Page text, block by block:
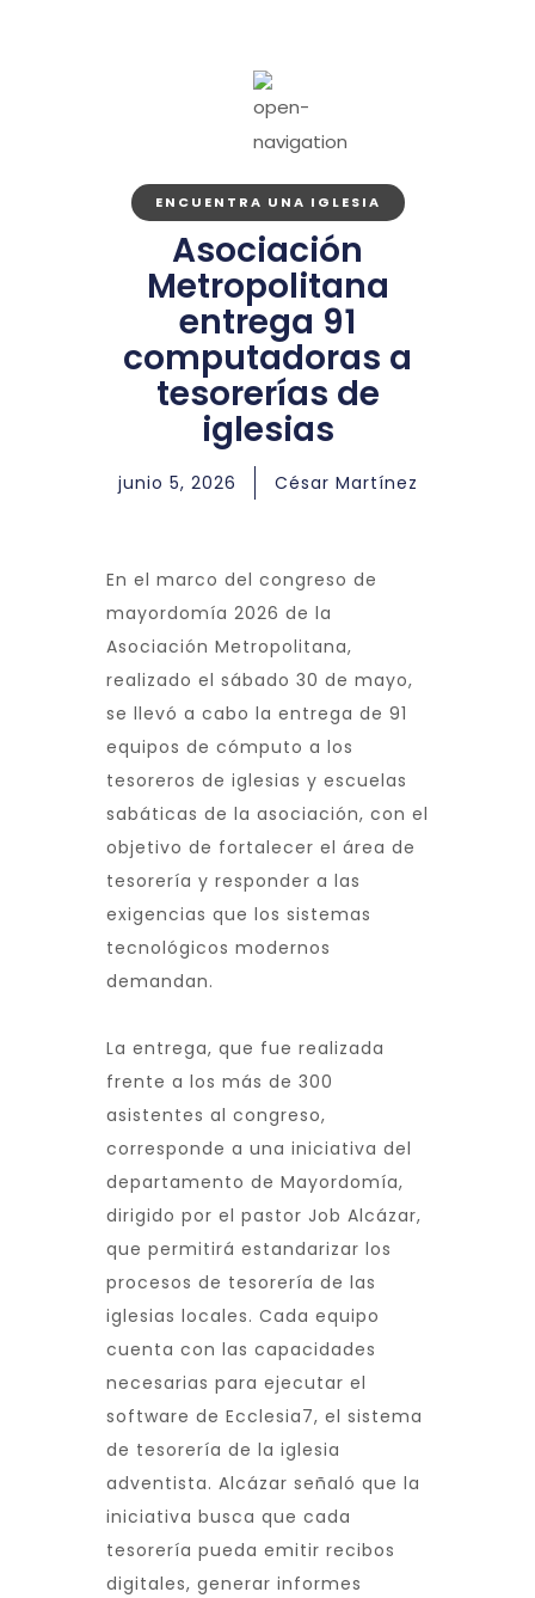
ENCUENTRA UNA IGLESIA
Asociación
Metropolitana
entrega 91
computadoras a
tesorerías de
iglesias
junio 5, 2026 César Martínez
En el marco del congreso de
mayordomía 2026 de la
Asociación Metropolitana,
realizado el sábado 30 de mayo,
se llevó a cabo la entrega de 91
equipos de cómputo a los
tesoreros de iglesias y escuelas
sabáticas de la asociación, con el
objetivo de fortalecer el área de
tesorería y responder a las
exigencias que los sistemas
tecnológicos modernos
demandan.
La entrega, que fue realizada
frente a los más de 300
asistentes al congreso,
corresponde a una iniciativa del
departamento de Mayordomía,
dirigido por el pastor Job Alcázar,
que permitirá estandarizar los
procesos de tesorería de las
iglesias locales. Cada equipo
cuenta con las capacidades
necesarias para ejecutar el
software de Ecclesia7, el sistema
de tesorería de la iglesia
adventista. Alcázar señaló que la
iniciativa busca que cada
tesorería pueda emitir recibos
digitales, generar informes